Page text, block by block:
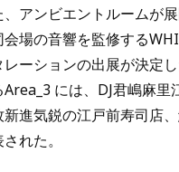
アンビエントルームが
会場の音響を監修する
レーションの出展が決定
には、DJ君嶋麻里
進気鋭の江戸前寿司店
れた。